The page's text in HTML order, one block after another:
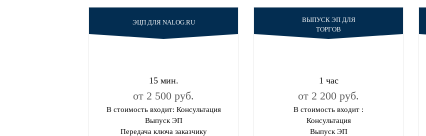
ЭЦП ДЛЯ NALOG.RU
15 мин.
от 2 500 руб.
В стоимость входит: Консультация
Выпуск ЭП
Передача ключа заказчику
ВЫПУСК ЭП ДЛЯ
ТОРГОВ
1 час
от 2 200 руб.
В стоимость входит :
Консультация
Выпуск ЭП